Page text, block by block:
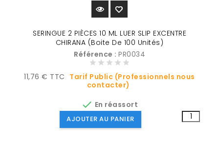
SERINGUE 2 PIÈCES 10 ML LUER SLIP EXCENTRE
CHIRANA (Boite De 100 Unités)
Référence : PR0034
Prix
11,76 € TTC Tarif Public (Professionnels nous
contacter)
 En réassort
AJOUTER AU PANIER